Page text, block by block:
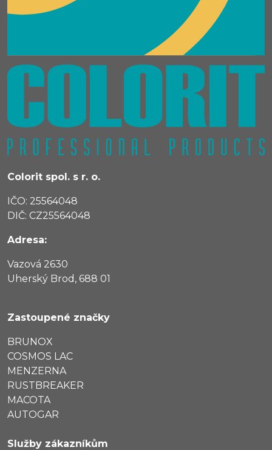
Colorit spol. s r. o.
IČO: 25564048
DIČ: CZ25564048
Adresa:
Vazová 2630
Uherský Brod, 688 01
Zastoupené značky
BRUNOX
COSMOS LAC
MENZERNA
RUSTBREAKER
MACOTA
AUTOGAR
Služby zákazníkům